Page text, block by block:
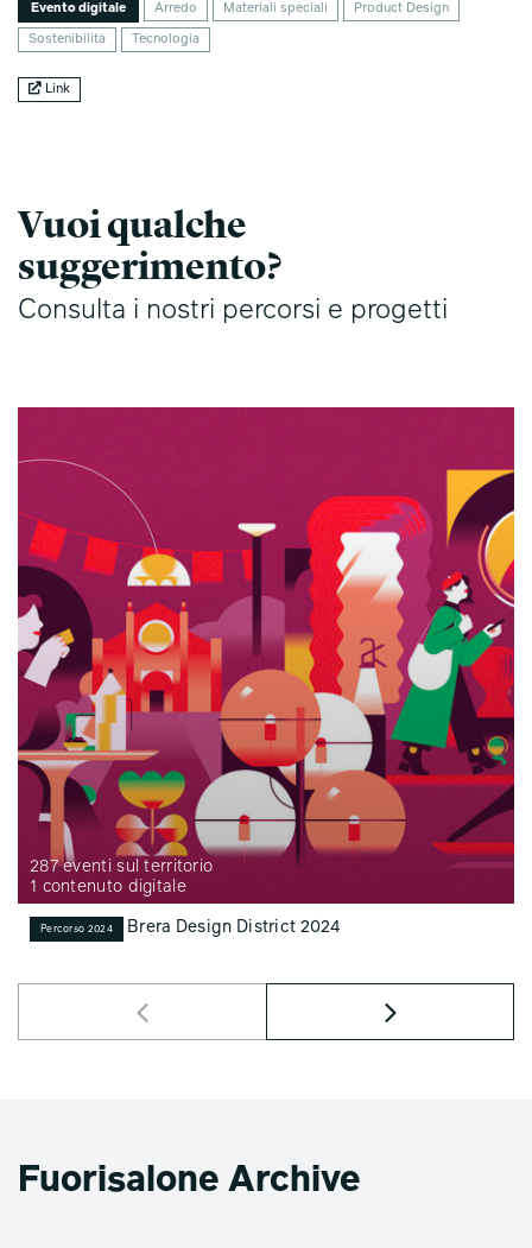
Evento digitale Arredo Materiali speciali Product Design
Sostenibilità Tecnologia
Link
Vuoi qualche
suggerimento?
Consulta i nostri percorsi e progetti
287 eventi sul territorio
1 contenuto digitale
Percorso 2024 Brera Design District 2024
Fuorisalone Archive